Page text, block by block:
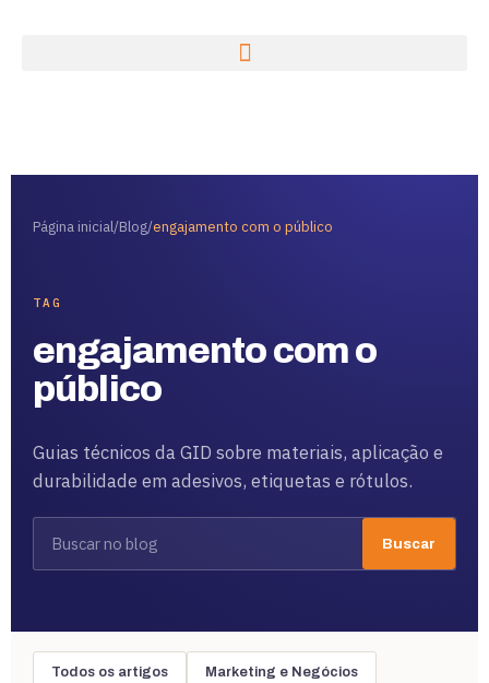
Página inicial/Blog/engajamento com o público
TAG
engajamento com o
público
Guias técnicos da GID sobre materiais, aplicação e
durabilidade em adesivos, etiquetas e rótulos.
Buscar
Todos os artigos Marketing e Negócios